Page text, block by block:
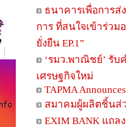
ธนาคารเพื่อการส่
การ ที่สนใจเข้าร่วม
ยั่งยืน EP.1”
‘รมว.พาณิชย์’ รับ
เศรษฐกิจใหม่
TAPMA
สมาคมผู้ผลิตชิ้นส่ว
EXIM BANK แถล